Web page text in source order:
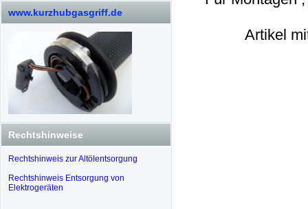
www.kurzhubgasgriff.de
Rechtshinweise
Rechtshinweis zur Altölentsorgung
Rechtshinweis Entsorgung von
Elektrogeräten
Artikel